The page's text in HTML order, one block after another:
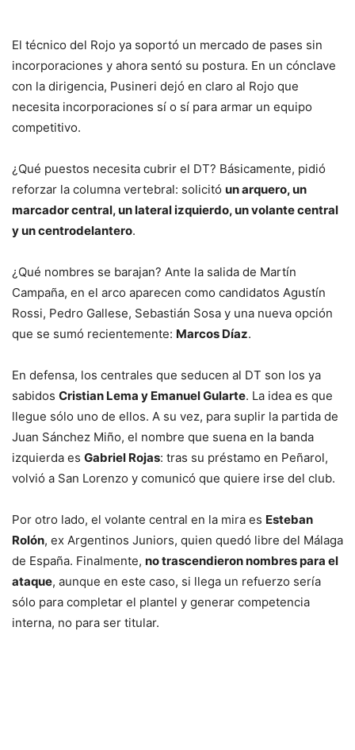
El técnico del Rojo ya soportó un mercado de pases sin
incorporaciones y ahora sentó su postura. En un cónclave
con la dirigencia, Pusineri dejó en claro al Rojo que
necesita incorporaciones sí o sí para armar un equipo
competitivo.
¿Qué puestos necesita cubrir el DT? Básicamente, pidió
reforzar la columna vertebral: solicitó un arquero, un
marcador central, un lateral izquierdo, un volante central
y un centrodelantero.
¿Qué nombres se barajan? Ante la salida de Martín
Campaña, en el arco aparecen como candidatos Agustín
Rossi, Pedro Gallese, Sebastián Sosa y una nueva opción
que se sumó recientemente: Marcos Díaz.
En defensa, los centrales que seducen al DT son los ya
sabidos Cristian Lema y Emanuel Gularte. La idea es que
llegue sólo uno de ellos. A su vez, para suplir la partida de
Juan Sánchez Miño, el nombre que suena en la banda
izquierda es Gabriel Rojas: tras su préstamo en Peñarol,
volvió a San Lorenzo y comunicó que quiere irse del club.
Por otro lado, el volante central en la mira es Esteban
Rolón, ex Argentinos Juniors, quien quedó libre del Málaga
de España. Finalmente, no trascendieron nombres para el
ataque, aunque en este caso, si llega un refuerzo sería
sólo para completar el plantel y generar competencia
interna, no para ser titular.